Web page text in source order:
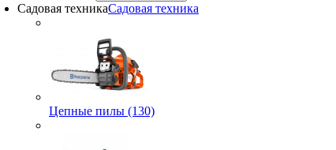
Садовая техникаСадовая техника
Цепные пилы (130)